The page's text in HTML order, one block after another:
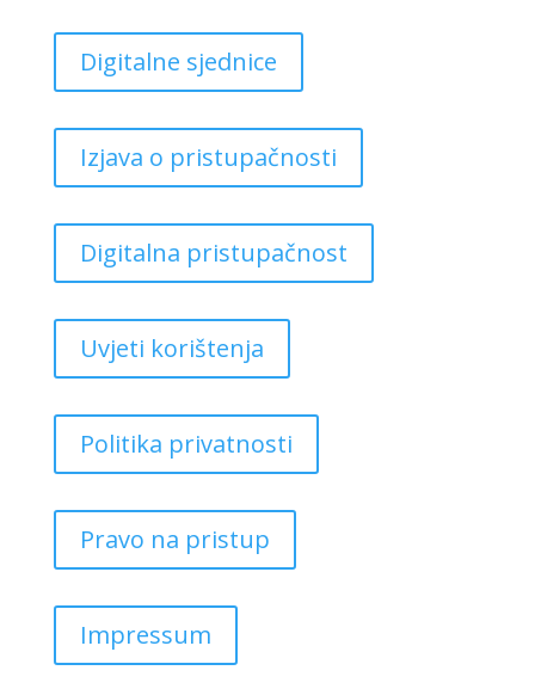
Digitalne sjednice
Izjava o pristupačnosti
Digitalna pristupačnost
Uvjeti korištenja
Politika privatnosti
Pravo na pristup
Impressum